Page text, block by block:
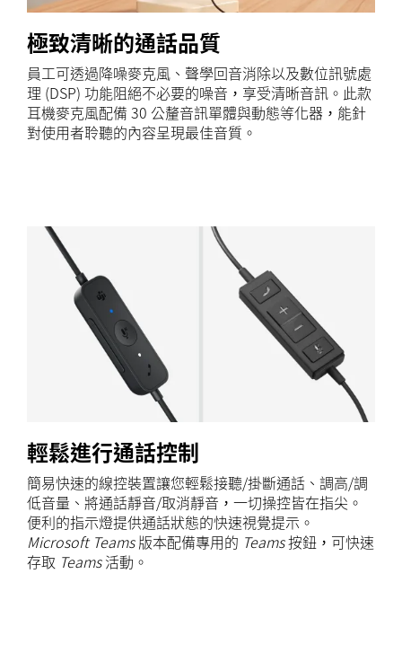
極致清晰的通話品質
員工可透過降噪麥克風、聲學回音消除以及數位訊號處
理 (DSP) 功能阻絕不必要的噪音，享受清晰音訊。此款
耳機麥克風配備 30 公釐音訊單體與動態等化器，能針
對使用者聆聽的內容呈現最佳音質。
輕鬆進行通話控制
簡易快速的線控裝置讓您輕鬆接聽/掛斷通話、調高/調
低音量、將通話靜音/取消靜音，一切操控皆在指尖。
便利的指示燈提供通話狀態的快速視覺提示。
Microsoft Teams版本配備專用的 Teams按鈕，可快速
存取 Teams活動。